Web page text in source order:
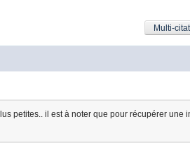
Multi-
petites.. il est à noter que pour récupérer une